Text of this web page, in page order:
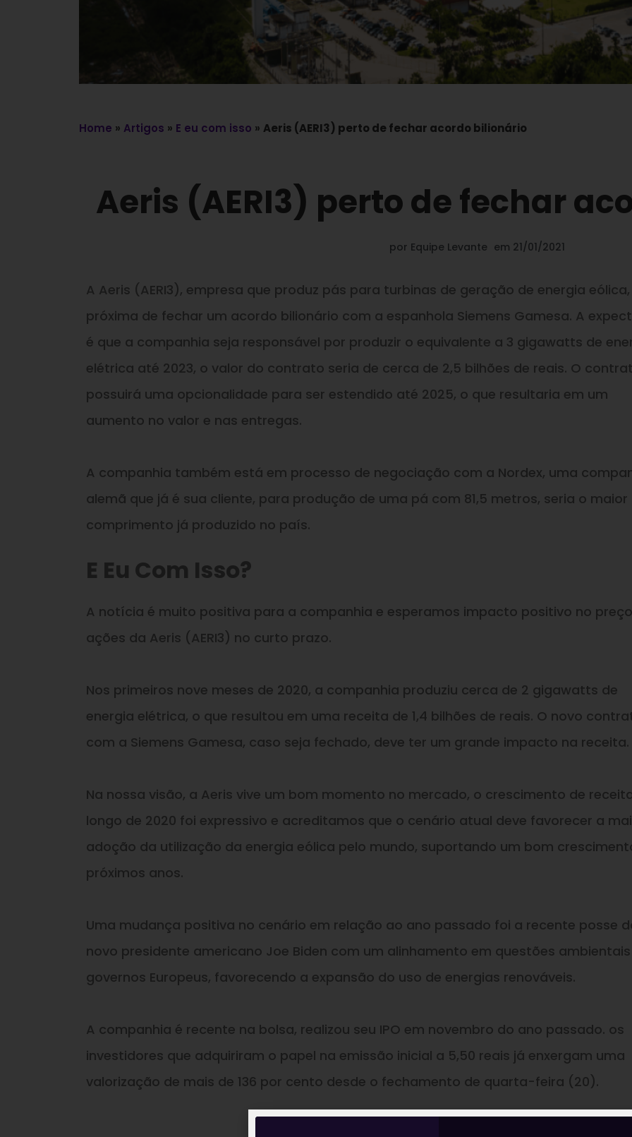
Home » Artigos » E eu com isso » Aeris (AERI3) perto de fechar acordo bilionário
Aeris (AERI3) perto de fechar
por Equipe Levante em 21/01/2021
A Aeris (AERI3), empresa que produz pás para turbinas de geração de energia
próxima de fechar um acordo bilionário com a espanhola Siemens Gamesa. A
é que a companhia seja responsável por produzir o equivalente a 3 gigawatts de
elétrica até 2023, o valor do contrato seria de cerca de 2,5 bilhões de reais. O
possuirá uma opcionalidade para ser estendido até 2025, o que resultaria em um
aumento no valor e nas entregas.
A companhia também está em processo de negociação com a Nordex, uma
alemã que já é sua cliente, para produção de uma pá com 81,5 metros, seria o maior
comprimento já produzido no país.
E Eu Com Isso?
A notícia é muito positiva para a companhia e esperamos impacto positivo no
ações da Aeris (AERI3) no curto prazo.
Nos primeiros nove meses de 2020, a companhia produziu cerca de 2 gigawatts de
energia elétrica, o que resultou em uma receita de 1,4 bilhões de reais. O novo
com a Siemens Gamesa, caso seja fechado, deve ter um grande impacto na receita.
Na nossa visão, a Aeris vive um bom momento no mercado, o crescimento de
longo de 2020 foi expressivo e acreditamos que o cenário atual deve favorecer a
adoção da utilização da energia eólica pelo mundo, suportando um bom
próximos anos.
Uma mudança positiva no cenário em relação ao ano passado foi a recente posse
novo presidente americano Joe Biden com um alinhamento em questões
governos Europeus, favorecendo a expansão do uso de energias renováveis.
A companhia é recente na bolsa, realizou seu IPO em novembro do ano passado. os
investidores que adquiriram o papel na emissão inicial a 5,50 reais já enxergam uma
valorização de mais de 136 por cento desde o fechamento de quarta-feira (20).
—